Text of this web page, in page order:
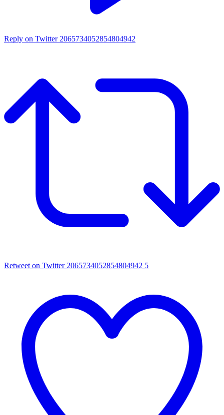
Reply on Twitter 2065734052854804942
Retweet on Twitter 2065734052854804942 5